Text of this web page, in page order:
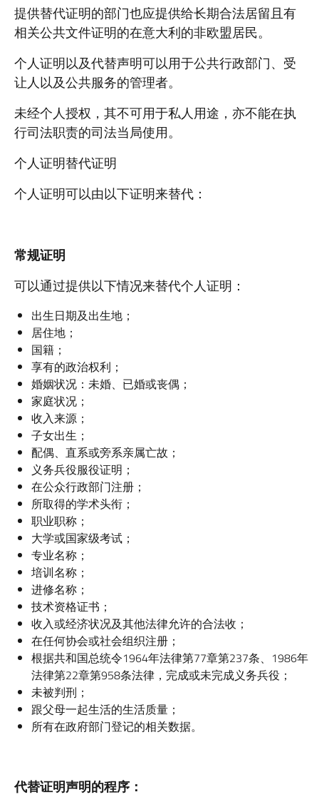
提供替代证明的部门也应提供给长期合法居留且有
相关公共文件证明的在意大利的非欧盟居民。
个人证明以及代替声明可以用于公共行政部门、受
让人以及公共服务的管理者。
未经个人授权，其不可用于私人用途，亦不能在执
行司法职责的司法当局使用。
个人证明替代证明
个人证明可以由以下证明来替代：
常规证明
可以通过提供以下情况来替代个人证明：
出生日期及出生地；
居住地；
国籍；
享有的政治权利；
婚姻状况：未婚、已婚或丧偶；
家庭状况；
收入来源；
子女出生；
配偶、直系或旁系亲属亡故；
义务兵役服役证明；
在公众行政部门注册；
所取得的学术头衔；
职业职称；
大学或国家级考试；
专业名称；
培训名称；
进修名称；
技术资格证书；
收入或经济状况及其他法律允许的合法收；
在任何协会或社会组织注册；
根据共和国总统令1964年法律第77章第237条、1986年
法律第22章第958条法律，完成或未完成义务兵役；
未被判刑；
跟父母一起生活的生活质量；
所有在政府部门登记的相关数据。
代替证明声明的程序：